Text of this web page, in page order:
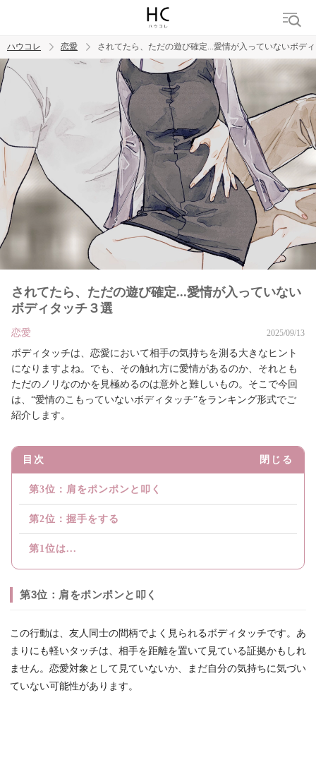
トレンド ワード
恋愛
ハウコレ 恋愛 されてたら、ただの遊び確定...愛情が入っていないボデ
されてたら、ただの遊び確定...愛情が入っていない
ボディタッチ３選
恋愛 2025/09/13
ボディタッチは、恋愛において相手の気持ちを測る大きなヒント
になりますよね。でも、その触れ方に愛情があるのか、それとも
ただのノリなのかを見極めるのは意外と難しいもの。そこで今回
は、“愛情のこもっていないボディタッチ”をランキング形式でご
紹介します。
目次 閉じる
第3位：肩をポンポンと叩く
第2位：握手をする
第1位は...
第3位：肩をポンポンと叩く
この行動は、友人同士の間柄でよく見られるボディタッチです。あ
まりにも軽いタッチは、相手を距離を置いて見ている証拠かもしれ
ません。恋愛対象として見ていないか、まだ自分の気持ちに気づい
ていない可能性があります。